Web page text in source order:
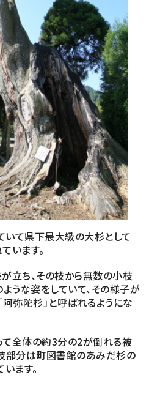
標準
文字の大きさをもとの大きさに戻す
拡大
文字を大きくする
更 白
背景色の変更：白
黒
背景色の変更：黒
青
背景色の変更：青
Language
ーを閉じる
て県下最大級の大杉として
います。
立ち、その枝から無数の小枝
うな姿をしていて、その様子が
弥陀杉」と呼ばれるようにな
全体の約3分の2が倒れる被
部分は町図書館のあみだ杉の
ます。